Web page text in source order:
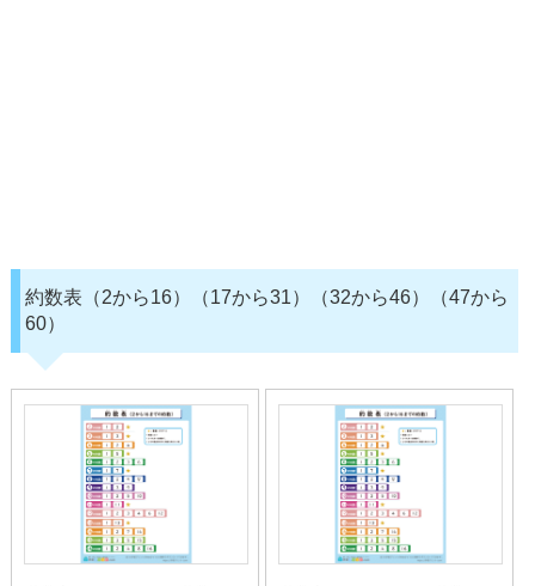
約数表（2から16）（17から31）（32から46）（47から
60）